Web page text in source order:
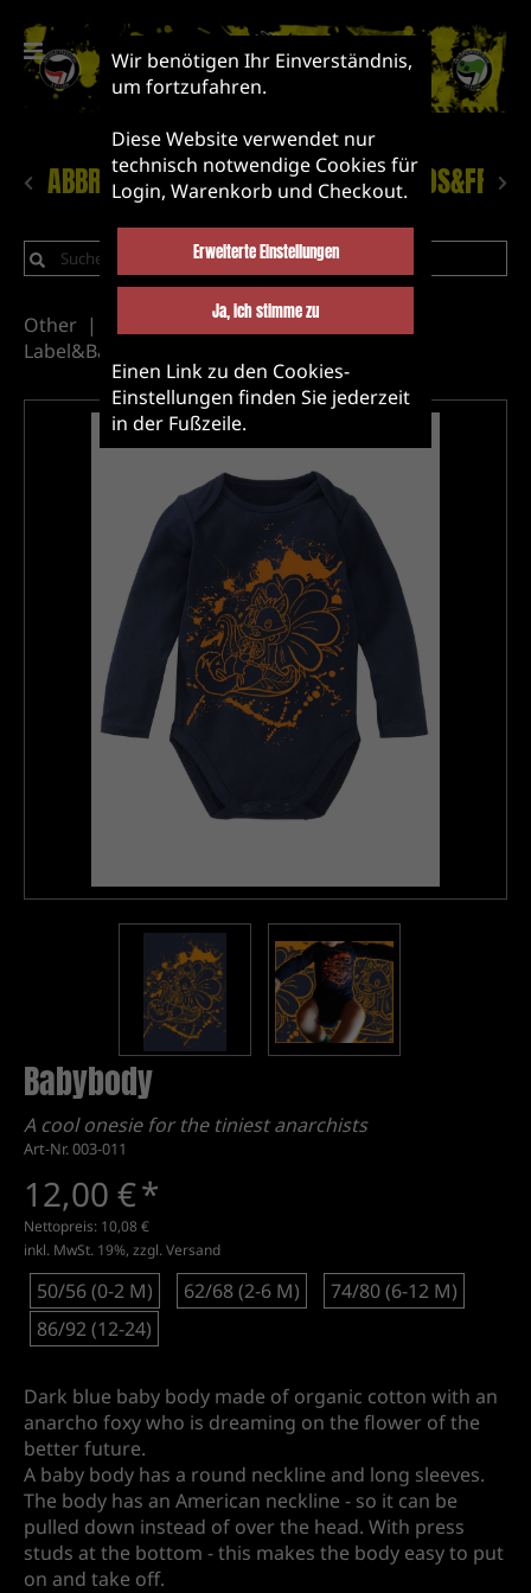
ABBRUCH! NEUHEITEN
Other
Sonstige Klamotten
Label&Bands&Friends
Babybody
A cool onesie for the tiniest anarchists
Art-Nr. 003-011
12,00 €*
Nettopreis: 10,08 €
inkl. MwSt. 19%, zzgl.Versand
50/56 (0-2 M) 62/68 (2-6 M)
74/80 (6-12 M)
86/92 (12-24)
Dark blue baby body made of organic cotton with an
anarcho foxy who is dreaming on the flower of the
better future.
A baby body has a round neckline and long sleeves.
The body has an American neckline - so it can be
pulled down instead of over the head. With press
studs at the bottom - this makes the body easy to put
on and take off.
Wir benötigen Ihr Einverständnis,
um fortzufahren.
Diese Website verwendet nur
technisch notwendige Cookies für
Login, Warenkorb und Checkout.
Erweiterte Einstellungen
Ja, ich stimme zu
Einen Link zu den Cookies-
Einstellungen finden Sie jederzeit
in der Fußzeile.